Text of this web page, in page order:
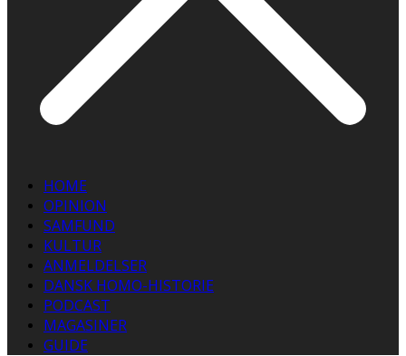
HOME
OPINION
SAMFUND
KULTUR
ANMELDELSER
DANSK HOMO-HISTORIE
PODCAST
MAGASINER
GUIDE